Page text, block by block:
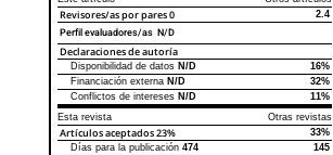
Revisores/as por pares0 2.4
Perfil evaluadores/as N/D
Declaraciones de autoría
Declaraciones de autoríaEste artículo
Disponibilidad de datos N/D
16%
Financiación externa N/D
32%
Conflictos de intereses N/D
11%
Esta revista
Otras revistas
Artículos aceptados23%
33%
Días para la publicación 474 145